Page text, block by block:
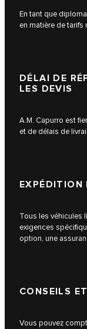
En tant que
en matière de tarifs
DÉLAI DE
LES DEVIS
A.M. Capurro est
et de délais de
EXPÉDITION
Tous les véhicules
exigences
option, une
CONSEILS
Vous pouvez